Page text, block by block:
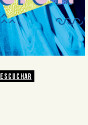
ESCUCHAR